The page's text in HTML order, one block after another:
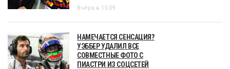
Вчера в 15:09
НАМЕЧАЕТСЯ СЕНСАЦИЯ?
УЭББЕР УДАЛИЛ ВСЕ
СОВМЕСТНЫЕ ФОТО С
ПИАСТРИ ИЗ СОЦСЕТЕЙ